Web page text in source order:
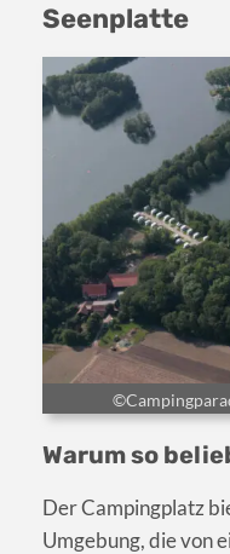
Seenplatte
Warum so
Der Campingplatz
Umgebung, die von